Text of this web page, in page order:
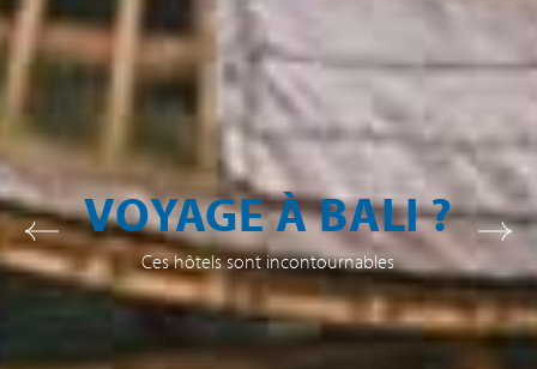
VOYAGE À BALI ?
Ces hôtels sont incontournables